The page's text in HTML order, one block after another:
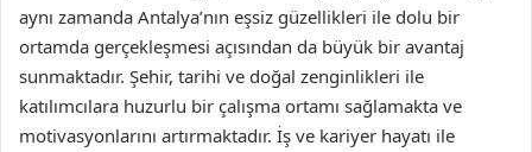
aynı zamanda Antalya’nın eşsiz güzellikleri ile dolu bir
ortamda gerçekleşmesi açısından da büyük bir avantaj
sunmaktadır. Şehir, tarihi ve doğal zenginlikleri ile
katılımcılara huzurlu bir çalışma ortamı sağlamakta ve
motivasyonlarını artırmaktadır. İş ve kariyer hayatı ile